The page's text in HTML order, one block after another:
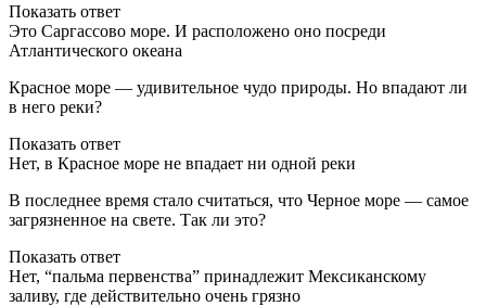
Показать ответ
Это Саргассово море. И расположено оно посреди
Атлантического океана
Красное море — удивительное чудо природы. Но впадают ли
в него реки?
Показать ответ
Нет, в Красное море не впадает ни одной реки
В последнее время стало считаться, что Черное море — самое
загрязненное на свете. Так ли это?
Показать ответ
Нет, “пальма первенства” принадлежит Мексиканскому
заливу, где действительно очень грязно